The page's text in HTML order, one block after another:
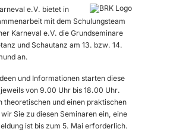
e.V. bietet in
mit dem Schulungsteam
Karneval e.V. die Grundseminare
und Schautanz am 13. bzw. 14.
an.
und Informationen starten diese
von 9.00 Uhr bis 18.00 Uhr.
theoretischen und einen praktischen
Sie zu diesen Seminaren ein, eine
ist bis zum 5. Mai erforderlich.